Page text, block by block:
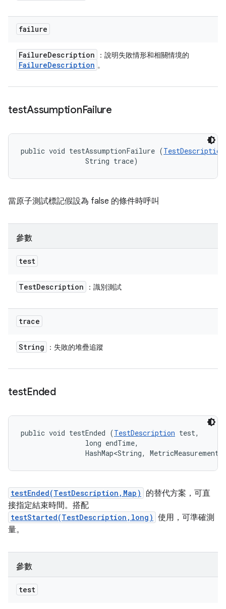
failure
FailureDescription ：說明失敗情形和相關情境的
FailureDescription 。
testAssumptionFailure
public void testAssumptionFailure (TestDescription
                String trace)
當原子測試標記假設為 false 的條件時呼叫
參數
test
TestDescription ：識別測試
trace
String ：失敗的堆疊追蹤
testEnded
public void testEnded (TestDescription test,
                long endTime,
HashMap<String,
testEnded(TestDescription,Map)
的替代方案，可直
接指定結束時間。搭配
testStarted(TestDescription,long) 使用，可準確測
量。
參數
test